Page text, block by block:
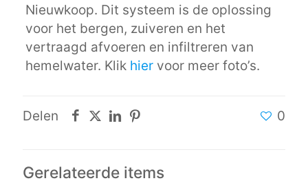
Nieuwkoop. Dit systeem is de oplossing
voor het bergen, zuiveren en het
vertraagd afvoeren en infiltreren van
hemelwater. Klik hiervoor meer foto’s.
Delen 0
Gerelateerde items